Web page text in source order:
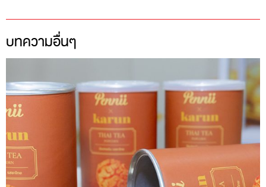
บทความอื่นๆ